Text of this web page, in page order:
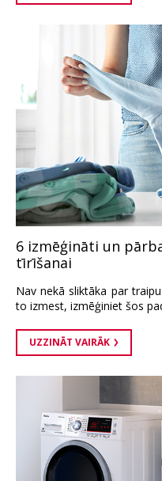
6 izmēģināti un
tīrīšanai
Nav nekā sliktāka par
to izmest, izmēģiniet šos
UZZINĀT VAIRĀK